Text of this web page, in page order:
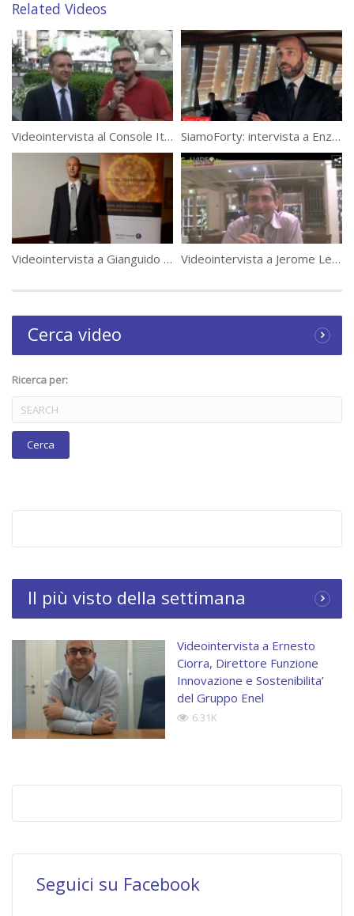
Related Videos
Videointervista al Console Italiano a San Francisco: Mauro Battocchi SiamoForty: intervista a Enzo Capilli e Alfonso Lamberti
Videointervista a Gianguido Benelli e Daniele Bianchi, Target Reply Videointervista a Jerome Lecat – CEO di Scality
Cerca video
Ricerca per:
Il più visto della settimana
Videointervista a Ernesto
Ciorra, Direttore Funzione
Innovazione e Sostenibilita’
del Gruppo Enel
6.31K
Seguici su Facebook